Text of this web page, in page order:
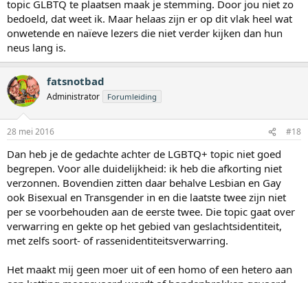
topic GLBTQ te plaatsen maak je stemming. Door jou niet zo
bedoeld, dat weet ik. Maar helaas zijn er op dit vlak heel wat
onwetende en naïeve lezers die niet verder kijken dan hun
neus lang is.
fatsnotbad
Administrator Forumleiding
28 mei 2016 #18
Dan heb je de gedachte achter de LGBTQ+ topic niet goed
begrepen. Voor alle duidelijkheid: ik heb die afkorting niet
verzonnen. Bovendien zitten daar behalve Lesbian en Gay
ook Bisexual en Transgender in en die laatste twee zijn niet
per se voorbehouden aan de eerste twee. Die topic gaat over
verwarring en gekte op het gebied van geslachtsidentiteit,
met zelfs soort- of rassenidentiteitsverwarring.
Het maakt mij geen moer uit of een homo of een hetero aan